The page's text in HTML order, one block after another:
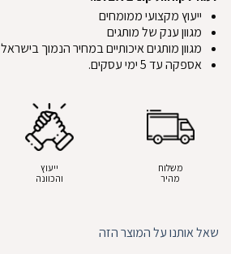
ייעוץ מקצועי ממומחים
מגוון ענק של מותגים
מגוון מותגים איכותיים במחיר הנמוך בישראל
אספקה עד 5 ימי עסקים.
משלוח
מהיר
ייעוץ
והכוונה
שאל אותנו על המוצר הזה